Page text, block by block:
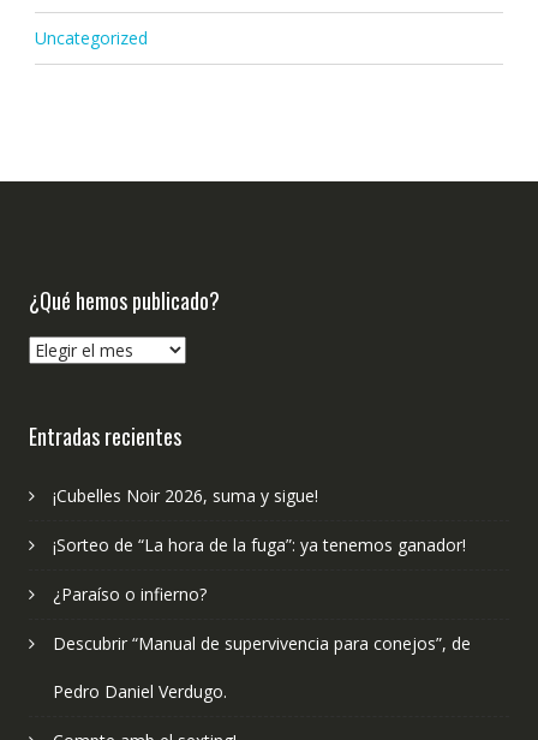
Uncategorized
¿Qué hemos publicado?
¿Qué
Entradas recientes
¡Cubelles Noir 2026, suma y sigue!
¡Sorteo de “La hora de la fuga”: ya tenemos ganador!
¿Paraíso o infierno?
Descubrir “Manual de supervivencia para conejos”, de
Pedro Daniel Verdugo.